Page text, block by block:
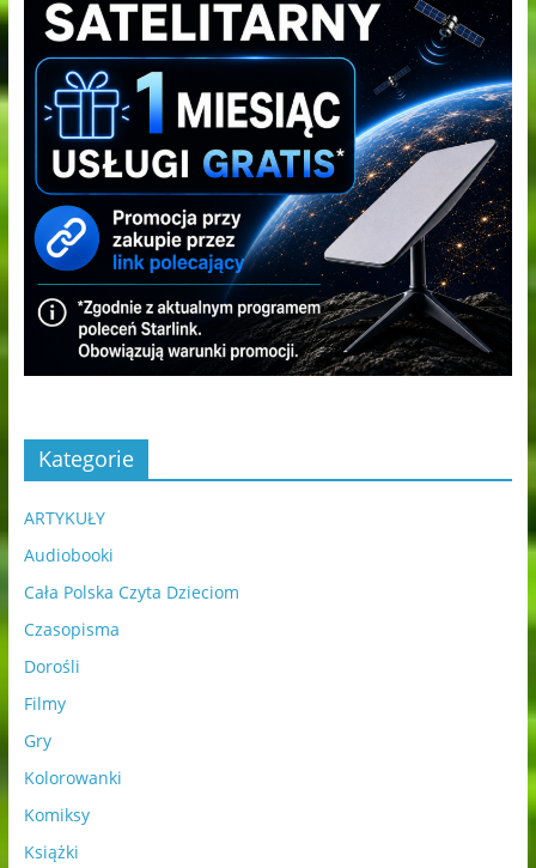
Kategorie
ARTYKUŁY
Audiobooki
Cała Polska Czyta Dzieciom
Czasopisma
Dorośli
Filmy
Gry
Kolorowanki
Komiksy
Książki